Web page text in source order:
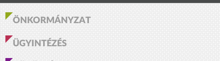
ÖNKORMÁNYZAT
ÜGYINTÉZÉS